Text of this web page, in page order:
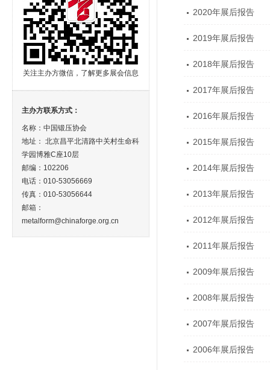
关注主办方微信，了解更多展会信息
主办方联系方式：
名称：中国锻压协会
地址： 北京昌平北清路中关村生命科
学园博雅C座10层
邮编：102206
电话：010-53056669
传真：010-53056644
邮箱：
metalform@chinaforge.org.cn
2020年展后报告
2019年展后报告
2018年展后报告
2017年展后报告
2016年展后报告
2015年展后报告
2014年展后报告
2013年展后报告
2012年展后报告
2011年展后报告
2009年展后报告
2008年展后报告
2007年展后报告
2006年展后报告